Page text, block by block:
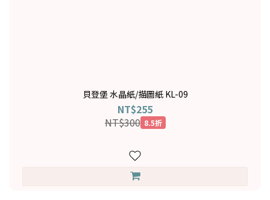
貝登堡 水晶紙/描圖紙 KL-09
NT$255
NT$300 8.5折